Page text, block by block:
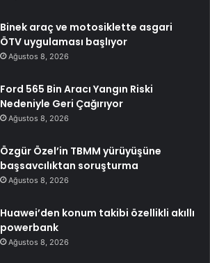
Binek araç ve motosiklette asgari
ÖTV uygulaması başlıyor
Ağustos 8, 2026
Ford 565 Bin Aracı Yangın Riski
Nedeniyle Geri Çağırıyor
Ağustos 8, 2026
Özgür Özel’in TBMM yürüyüşüne
başsavcılıktan soruşturma
Ağustos 8, 2026
Huawei’den konum takibi özellikli akıllı
powerbank
Ağustos 8, 2026